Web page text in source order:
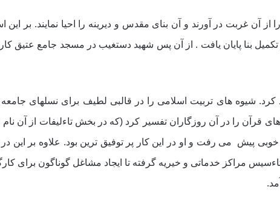
غربت در آورند و آن بناى مقدس و دیرینه را احیا نمایند. بر
بنا پایان یافت . از آن پس شهید دستغیب در مسجد جامع عتیق
کرد. شیوه هاى تربیت اسلامى را در قالبى لطیف براى نسلهاى
را در آن روزگاران تفسیر کرد (که در بخش تاءلیفات از آن نام
را فراهم نمود. این برنامه هاى زندگى ساز تا قبل از سال ۱۳۴۰ به خوبى پیش ‍ مى رفت و او در این کار پر توفیق ترین
مراکز خدماتى و خیریه گرفته تا ایجاد مشاغل گوناگون براى